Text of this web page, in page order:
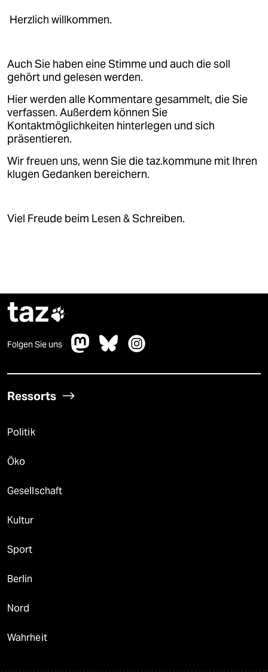
Herzlich willkommen.
Auch Sie haben eine Stimme und auch die soll
gehört und gelesen werden.
Hier werden alle Kommentare gesammelt, die Sie
verfassen. Außerdem können Sie
Kontaktmöglichkeiten hinterlegen und sich
präsentieren.
Wir freuen uns, wenn Sie die taz.kommune mit Ihren
klugen Gedanken bereichern.
Viel Freude beim Lesen & Schreiben.
taz
Folgen Sie uns
Ressorts
Politik
Öko
Gesellschaft
Kultur
Sport
Berlin
Nord
Wahrheit